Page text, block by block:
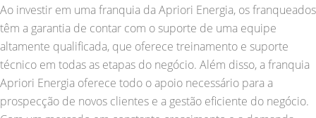
Ao investir em uma franquia da Apriori Energia, os franqueados
têm a garantia de contar com o suporte de uma equipe
altamente qualificada, que oferece treinamento e suporte
técnico em todas as etapas do negócio. Além disso, a franquia
Apriori Energia oferece todo o apoio necessário para a
prospecção de novos clientes e a gestão eficiente do negócio.